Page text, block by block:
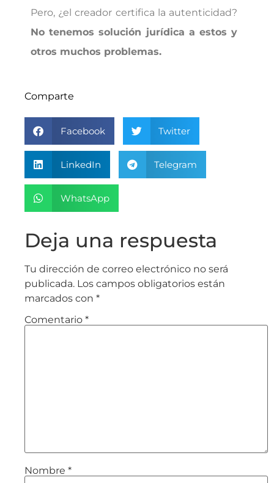
Pero, ¿el creador certifica la autenticidad?
No tenemos solución jurídica a estos y
otros muchos problemas.
Comparte
Facebook Twitter
LinkedIn Telegram
WhatsApp
Deja una respuesta
Tu dirección de correo electrónico no será
publicada. Los campos obligatorios están
marcados con *
Comentario *
Nombre *